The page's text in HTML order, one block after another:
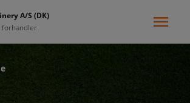
A/S (DK)
forhandler